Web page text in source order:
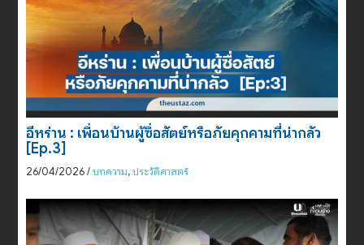
อีหร่าน : เพื่อนบ้านผู้ซื่อสัตย์หรือภัยคุกคามที่น่ากลัว
[Ep.3]
26/04/2026/บทความ,ประวัติศาสตร์